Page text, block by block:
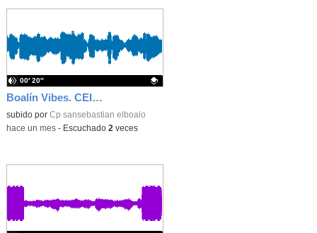
Boalín Vibes. CEIP San Sebastián. 2024-2025. Felicitación navideña
Contenido educativo.
subido por Cp sansebastian elboalo
00′ 20″
-hace un mes- Escuchado 2veces